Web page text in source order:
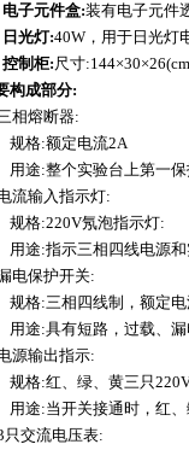
子元件盒:装有电子元件
光灯:40W，用于日光灯
制柜:尺寸
构成部分:
熔断器:
额定电流2A
个实验台上第一保
输入指示灯:
氖泡指示灯:
示三相四线电源和实
保护开关:
相四线制，额定电流
有短路，过载、漏电
输出指示:
、绿、黄三只220V
开关接通时，红、绿
交流电压表: